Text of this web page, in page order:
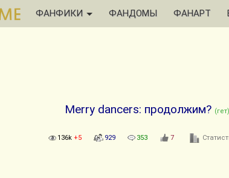
ФАНФИКИ ФАНДОМЫ ФАНАРТ
Merry dancers: продолжим? (гет)
136k +5 929 353 7